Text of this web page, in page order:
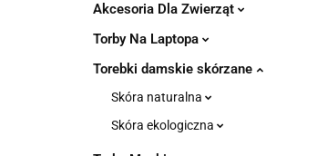
Akcesoria Dla Zwierząt
Torby Na Laptopa
Torebki damskie skórzane
Skóra naturalna
Skóra ekologiczna